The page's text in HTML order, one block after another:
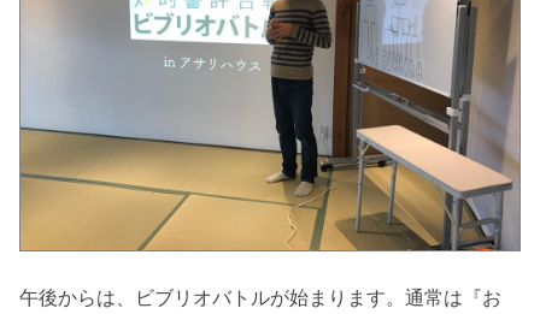
午後からは、ビブリオバトルが始まります。通常は『お